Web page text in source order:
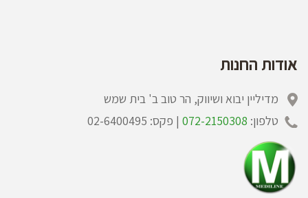
אודות החנות
מדיליין יבוא ושיווק, הר טוב ב' בית שמש
טלפון: 072-2150308 | פקס: 02-6400495